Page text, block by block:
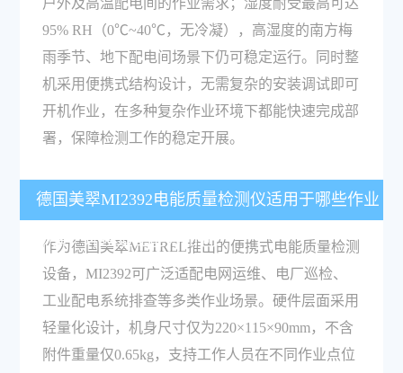
户外及高温配电间的作业需求；湿度耐受最高可达
95% RH（0℃~40℃，无冷凝），高湿度的南方梅
雨季节、地下配电间场景下仍可稳定运行。同时整
机采用便携式结构设计，无需复杂的安装调试即可
开机作业，在多种复杂作业环境下都能快速完成部
署，保障检测工作的稳定开展。
德国美翠MI2392电能质量检测仪适用于哪些作业
场景，环境适配能力如何？
作为德国美翠METREL推出的便携式电能质量检测
设备，MI2392可广泛适配电网运维、电厂巡检、
工业配电系统排查等多类作业场景。硬件层面采用
轻量化设计，机身尺寸仅为220×115×90mm，不含
附件重量仅0.65kg，支持工作人员在不同作业点位